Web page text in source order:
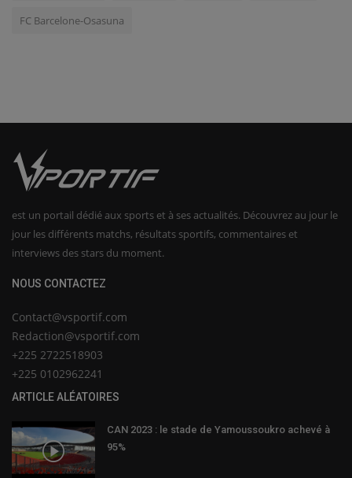
FC Barcelone-Osasuna
est un portail dédié aux sports et à ses actualités. Découvrez au jour le
jour les différents matchs, résultats sportifs, commentaires et
interviews des stars du moment.
NOUS CONTACTEZ
Contact@vsportif.com
Redaction@vsportif.com
+225 2722518903
+225 0102962241
ARTICLE ALÉATOIRES
CAN 2023 : le stade de Yamoussoukro achevé à
95%